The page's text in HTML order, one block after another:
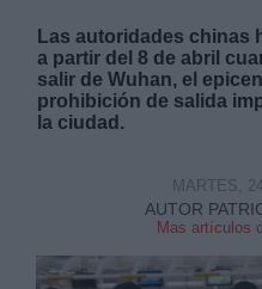
Las autoridades chinas
a partir del 8 de abril
salir de Wuhan, el
prohibición de salida
la ciudad.
AUTOR
Mas artículos
MARTES,
Destinatarios: